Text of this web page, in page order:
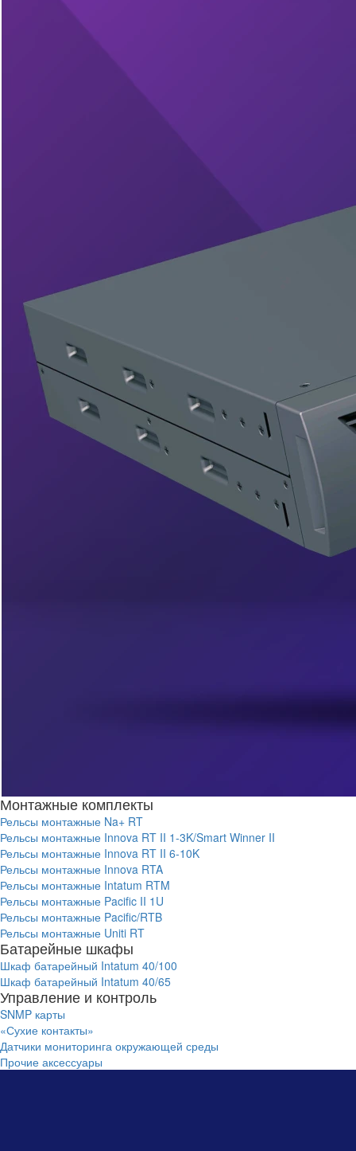
Монтажные комплекты
Рельсы монтажные Na+ RT
Рельсы монтажные Innova RT II 1-3K/Smart Winner II
Рельсы монтажные Innova RT II 6-10K
Рельсы монтажные Innova RTA
Рельсы монтажные Intatum RTM
Рельсы монтажные Pacific II 1U
Рельсы монтажные Pacific/RTB
Рельсы монтажные Uniti RT
Батарейные шкафы
Шкаф батарейный Intatum 40/100
Шкаф батарейный Intatum 40/65
Управление и контроль
SNMP карты
«Сухие контакты»
Датчики мониторинга окружающей среды
Прочие аксессуары